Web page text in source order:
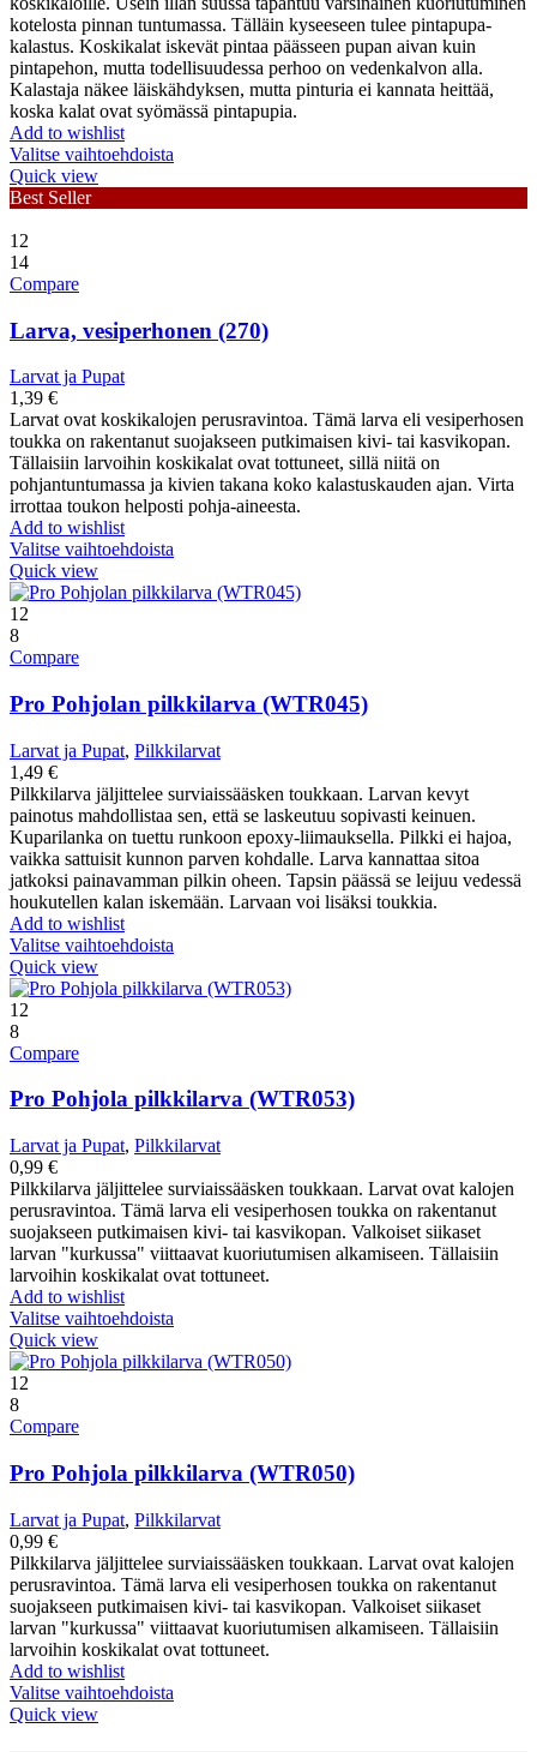
kotelosta pinnan tuntumassa. Tälläin kyseeseen tulee pintapupa-
kalastus. Koskikalat iskevät pintaa päässeen pupan aivan kuin
pintapehon, mutta todellisuudessa perhoo on vedenkalvon alla.
Kalastaja näkee läiskähdyksen, mutta pinturia ei kannata heittää,
koska kalat ovat syömässä pintapupia.
Add to wishlist
Valitse vaihtoehdoista
Quick view
Best Seller
12
14
Compare
Larva, vesiperhonen (270)
Larvat ja Pupat
1,39 €
Larvat ovat koskikalojen perusravintoa. Tämä larva eli vesiperhosen
toukka on rakentanut suojakseen putkimaisen kivi- tai kasvikopan.
Tällaisiin larvoihin koskikalat ovat tottuneet, sillä niitä on
pohjantuntumassa ja kivien takana koko kalastuskauden ajan. Virta
irrottaa toukon helposti pohja-aineesta.
Add to wishlist
Valitse vaihtoehdoista
Quick view
12
8
Compare
Pro Pohjolan pilkkilarva (WTR045)
Larvat ja Pupat, Pilkkilarvat
1,49 €
Pilkkilarva jäljittelee surviaissääsken toukkaan. Larvan kevyt
painotus mahdollistaa sen, että se laskeutuu sopivasti keinuen.
Kuparilanka on tuettu runkoon epoxy-liimauksella. Pilkki ei hajoa,
vaikka sattuisit kunnon parven kohdalle. Larva kannattaa sitoa
jatkoksi painavamman pilkin oheen. Tapsin päässä se leijuu vedessä
houkutellen kalan iskemään. Larvaan voi lisäksi toukkia.
Add to wishlist
Valitse vaihtoehdoista
Quick view
12
8
Compare
Pro Pohjola pilkkilarva (WTR053)
Larvat ja Pupat, Pilkkilarvat
0,99 €
Pilkkilarva jäljittelee surviaissääsken toukkaan. Larvat ovat kalojen
perusravintoa. Tämä larva eli vesiperhosen toukka on rakentanut
suojakseen putkimaisen kivi- tai kasvikopan. Valkoiset siikaset
larvan "kurkussa" viittaavat kuoriutumisen alkamiseen. Tällaisiin
larvoihin koskikalat ovat tottuneet.
Add to wishlist
Valitse vaihtoehdoista
Quick view
12
8
Compare
Pro Pohjola pilkkilarva (WTR050)
Larvat ja Pupat, Pilkkilarvat
0,99 €
Pilkkilarva jäljittelee surviaissääsken toukkaan. Larvat ovat kalojen
perusravintoa. Tämä larva eli vesiperhosen toukka on rakentanut
suojakseen putkimaisen kivi- tai kasvikopan. Valkoiset siikaset
larvan "kurkussa" viittaavat kuoriutumisen alkamiseen. Tällaisiin
larvoihin koskikalat ovat tottuneet.
Add to wishlist
Valitse vaihtoehdoista
Quick view